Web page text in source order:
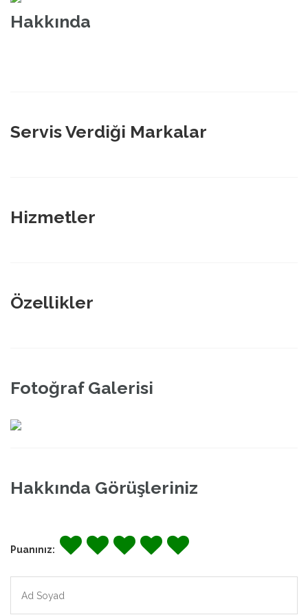
Hakkında
Servis Verdiği Markalar
Hizmetler
Özellikler
Fotoğraf Galerisi
Hakkında Görüşleriniz
Puanınız: